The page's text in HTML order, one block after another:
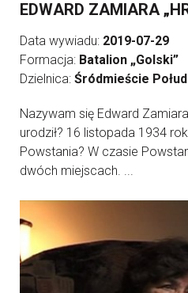
EDWARD ZAMIARA
Data wywiadu: 2019-07-29
Formacja: Batalion „Golski”
Dzielnica: Śródmieście
Nazywam się Edward
urodził? 16 listopada 1934
Powstania? W czasie
dwóch miejscach. ...